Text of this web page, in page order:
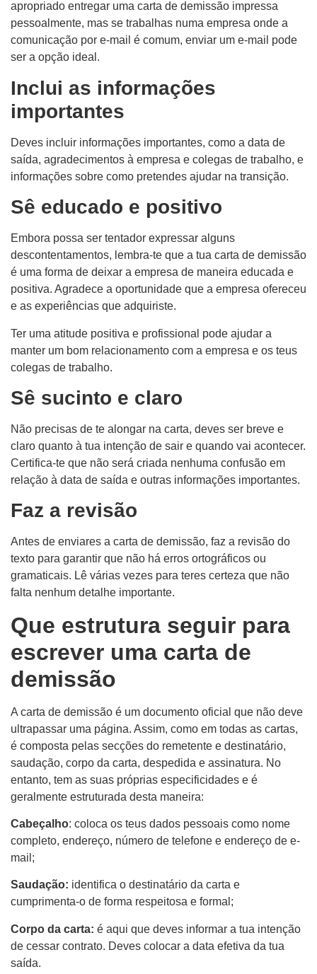
apropriado entregar uma carta de demissão impressa
pessoalmente, mas se trabalhas numa empresa onde a
comunicação por e-mail é comum, enviar um e-mail pode
ser a opção ideal.
Inclui as informações
importantes
Deves incluir informações importantes, como a data de
saída, agradecimentos à empresa e colegas de trabalho, e
informações sobre como pretendes ajudar na transição.
Sê educado e positivo
Embora possa ser tentador expressar alguns
descontentamentos, lembra-te que a tua carta de demissão
é uma forma de deixar a empresa de maneira educada e
positiva. Agradece a oportunidade que a empresa ofereceu
e as experiências que adquiriste.
Ter uma atitude positiva e profissional pode ajudar a
manter um bom relacionamento com a empresa e os teus
colegas de trabalho.
Sê sucinto e claro
Não precisas de te alongar na carta, deves ser breve e
claro quanto à tua intenção de sair e quando vai acontecer.
Certifica-te que não será criada nenhuma confusão em
relação à data de saída e outras informações importantes.
Faz a revisão
Antes de enviares a carta de demissão, faz a revisão do
texto para garantir que não há erros ortográficos ou
gramaticais. Lê várias vezes para teres certeza que não
falta nenhum detalhe importante.
Que estrutura seguir para
escrever uma carta de
demissão
A carta de demissão é um documento oficial que não deve
ultrapassar uma página. Assim, como em todas as cartas,
é composta pelas secções do remetente e destinatário,
saudação, corpo da carta, despedida e assinatura. No
entanto, tem as suas próprias especificidades e é
geralmente estruturada desta maneira:
Cabeçalho: coloca os teus dados pessoais como nome
completo, endereço, número de telefone e endereço de e-
mail;
Saudação: identifica o destinatário da carta e
cumprimenta-o de forma respeitosa e formal;
Corpo da carta: é aqui que deves informar a tua intenção
de cessar contrato. Deves colocar a data efetiva da tua
saída.